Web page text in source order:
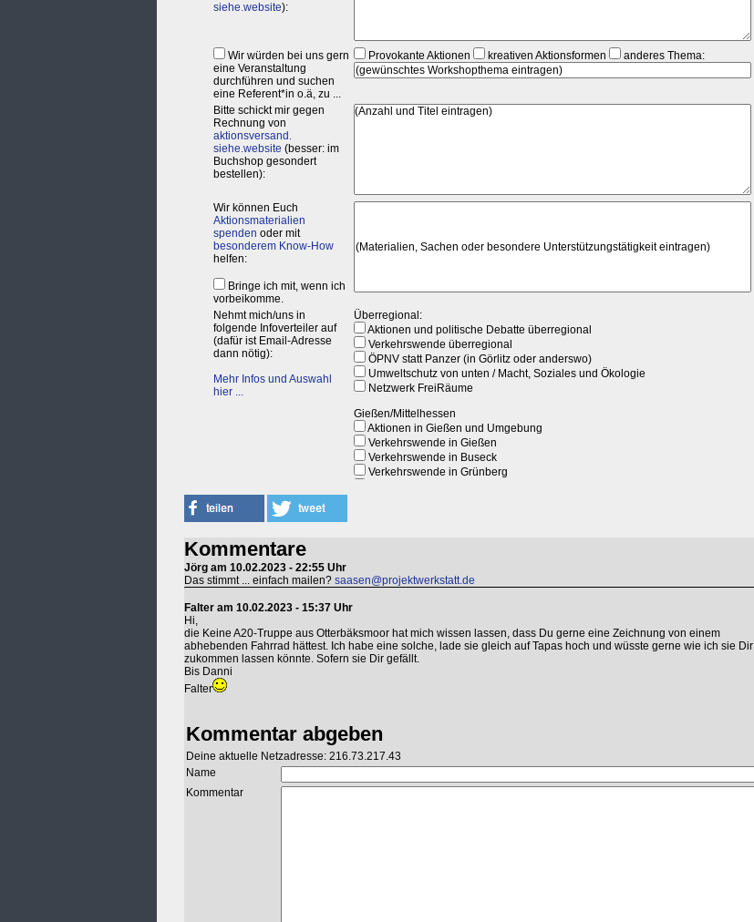
Kommentare
Jörg am 10.02.2023 - 22:55 Uhr
Das stimmt ... einfach mailen? saasen@projektwerkstatt.de
Falter am 10.02.2023 - 15:37 Uhr
Hi,
die Keine A20-Truppe aus Otterbäksmoor hat mich wissen lassen, dass Du gerne eine Zeichnung von einem
abhebenden Fahrrad hättest. Ich habe eine solche, lade sie gleich auf Tapas hoch und wüsste gerne wie ich sie Dir
zukommen lassen könnte. Sofern sie Dir gefällt.
Bis Danni
Falter
Kommentar abgeben
Deine aktuelle Netzadresse: 216.73.217.43
Name
Kommentar